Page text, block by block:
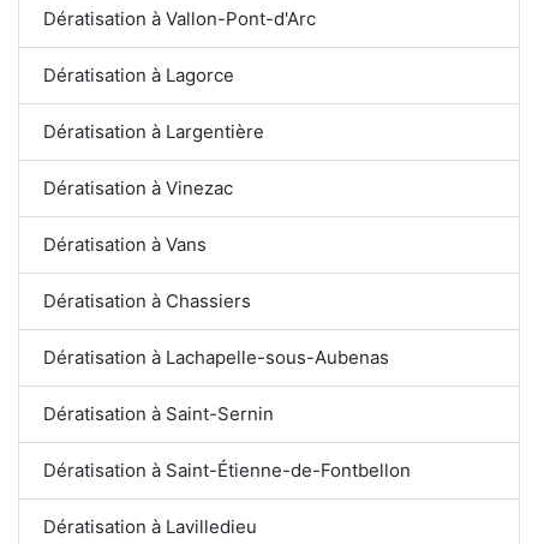
Dératisation à Vallon-Pont-d'Arc
Dératisation à Lagorce
Dératisation à Largentière
Dératisation à Vinezac
Dératisation à Vans
Dératisation à Chassiers
Dératisation à Lachapelle-sous-Aubenas
Dératisation à Saint-Sernin
Dératisation à Saint-Étienne-de-Fontbellon
Dératisation à Lavilledieu